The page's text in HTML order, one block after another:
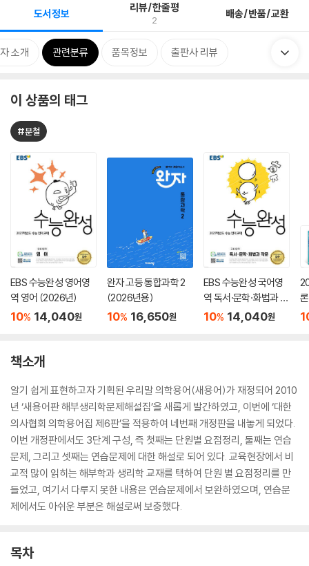
도서정보 리뷰/한줄평
2 배송/반품/교환
소개 관련분류 품목정보 출판사 리뷰
이 상품의 태그
#분철
EBS 수능완성 영어영
역 영어 (2026년)
10% 14,040원
완자 고등 통합과학 2
(2026년용)
10% 16,650원
EBS 수능완성 국어영
역 독서·문학·화법과 작
문 (2026년)
10% 14,040원
(
책소개
알기 쉽게 표현하고자 기획된 우리말 의학용어(새용어)가 재정되어 2010
년 ‘새용어판 해부생리학문제해설집’을 새롭게 발간하였고, 이번에 ‘대한
의사협회 의학용어집 제6판’을 적용하여 네번째 개정판을 내놓게 되었다.
이번 개정판에서도 3단계 구성, 즉 첫째는 단원별 요점정리, 둘째는 연습
문제, 그리고 셋째는 연습문제에 대한 해설로 되어 있다. 교육현장에서 비
교적 많이 읽히는 해부학과 생리학 교재를 택하여 단원 별 요점정리를 만
들었고, 여기서 다루지 못한 내용은 연습문제에서 보완하였으며, 연습문
제에서도 아쉬운 부분은 해설로써 보충했다.
목차